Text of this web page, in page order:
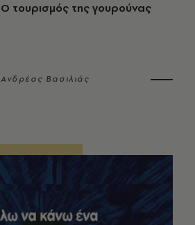
Ο τουρισμός της γουρούνας
Ανδρέας Βασιλιάς